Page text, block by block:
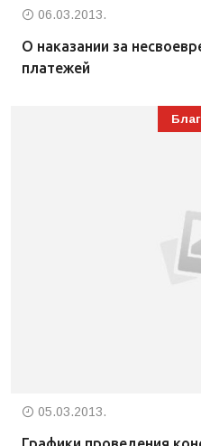
06.03.2013.
О наказании за
платежей
05.03.2013.